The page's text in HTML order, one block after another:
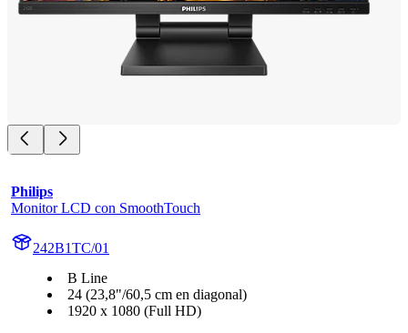
Philips
Monitor LCD con SmoothTouch
242B1TC/01
B Line
24 (23,8"/60,5 cm en diagonal)
1920 x 1080 (Full HD)